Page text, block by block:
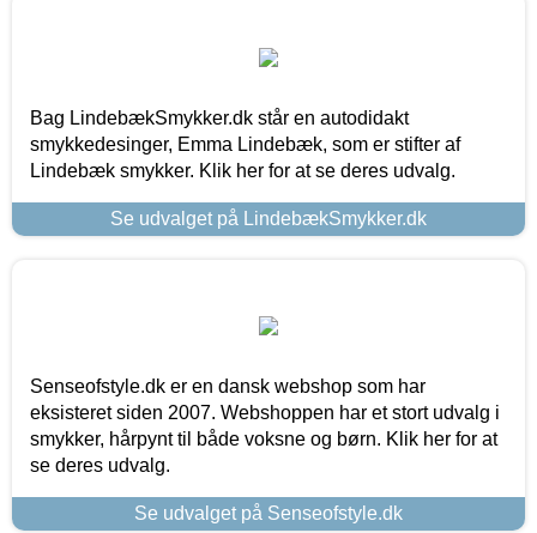
Bag LindebækSmykker.dk står en autodidakt
smykkedesinger, Emma Lindebæk, som er stifter af
Lindebæk smykker. Klik her for at se deres udvalg.
Se udvalget på LindebækSmykker.dk
Senseofstyle.dk er en dansk webshop som har
eksisteret siden 2007. Webshoppen har et stort udvalg i
smykker, hårpynt til både voksne og børn. Klik her for at
se deres udvalg.
Se udvalget på Senseofstyle.dk